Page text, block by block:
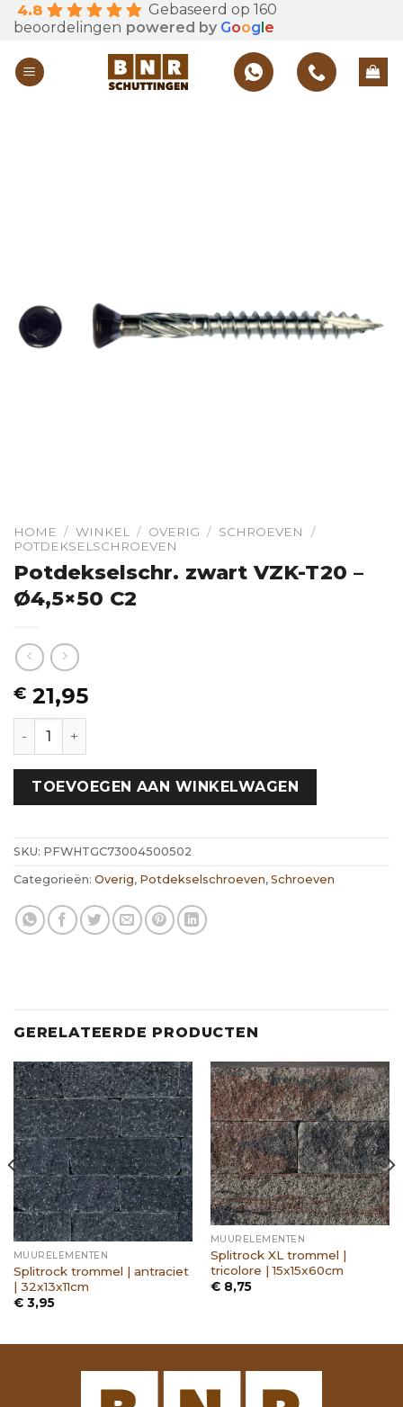
Skip
to
content
4.8
Gebaseerd op 160
beoordelingen powered by Goog e
HOME / WINKEL / OVERIG / SCHROEVEN
/
POTDEKSELSCHROEVEN
Potdekselschr. zwart VZK-T20 –
Ø4,5×50 C2
€ 21,95
Potdekselschr. zwart VZK-T20 - Ø4,5x50 C2
TOEVOEGEN AAN WINKELWAGEN
SKU: PFWHTGC73004500502
Categorieën: Overig, Potdekselschroeven, Schroeven
GERELATEERDE PRODUCTEN
MUURELEMENTEN
Splitrock trommel | antraciet
| 32x13x11cm
€3,95
MUURELEMENTEN
Splitrock XL trommel |
tricolore | 15x15x60cm
€8,75